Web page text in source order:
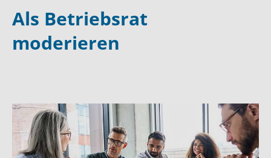
Als Betriebsrat
moderieren